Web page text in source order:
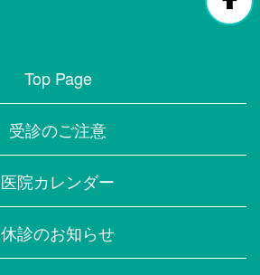
Top Page
受診のご注意
医院カレンダー
休診のお知らせ